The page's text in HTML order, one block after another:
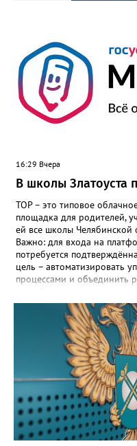
16:29 Вчера
В школы Златоуста
ТОР – это типовое
площадка для родителей,
ей все школы Челябинской
Важно: для входа на
потребуется
цель – автоматизировать
процессами и объединить
региональном
“Моя школа” объединит
безопасную
переход пройдёт
Привычные функции -
связь с учителями,
«Госуслуги Моя школа», не
собраны в одном месте,
этом случае переход на